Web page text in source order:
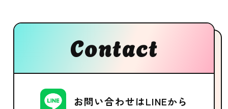
Contact
お問い合わせはLINEから